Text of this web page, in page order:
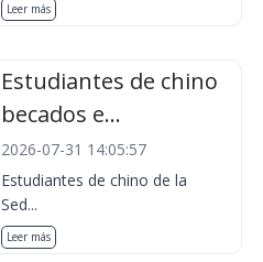
Leer más
Estudiantes de chino
becados e...
2026-07-31 14:05:57
Estudiantes de chino de la
Sed...
Leer más